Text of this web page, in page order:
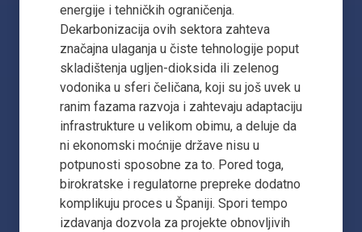
energije i tehničkih ograničenja.
Dekarbonizacija ovih sektora zahteva
značajna ulaganja u čiste tehnologije poput
skladištenja ugljen-dioksida ili zelenog
vodonika u sferi čeličana, koji su još uvek u
ranim fazama razvoja i zahtevaju adaptaciju
infrastrukture u velikom obimu, a deluje da
ni ekonomski moćnije države nisu u
potpunosti sposobne za to. Pored toga,
birokratske i regulatorne prepreke dodatno
komplikuju proces u Španiji. Spori tempo
izdavanja dozvola za projekte obnovljivih